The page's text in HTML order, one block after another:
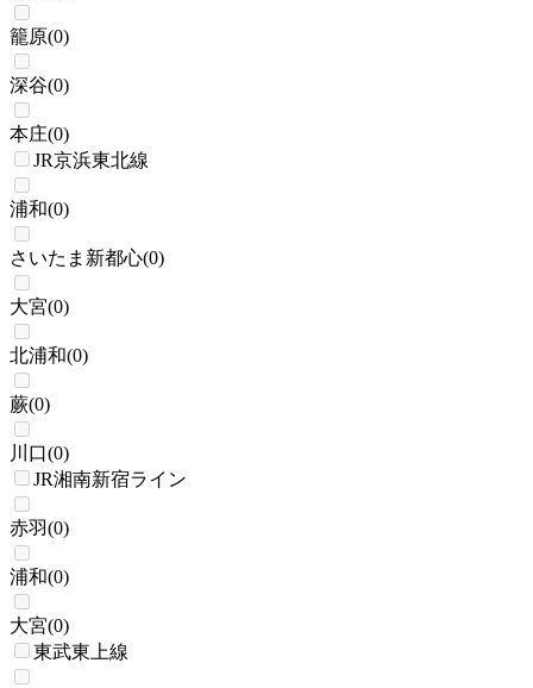
籠原(0)
深谷(0)
本庄(0)
JR京浜東北線
浦和(0)
さいたま新都心(0)
大宮(0)
北浦和(0)
蕨(0)
川口(0)
JR湘南新宿ライン
赤羽(0)
浦和(0)
大宮(0)
東武東上線